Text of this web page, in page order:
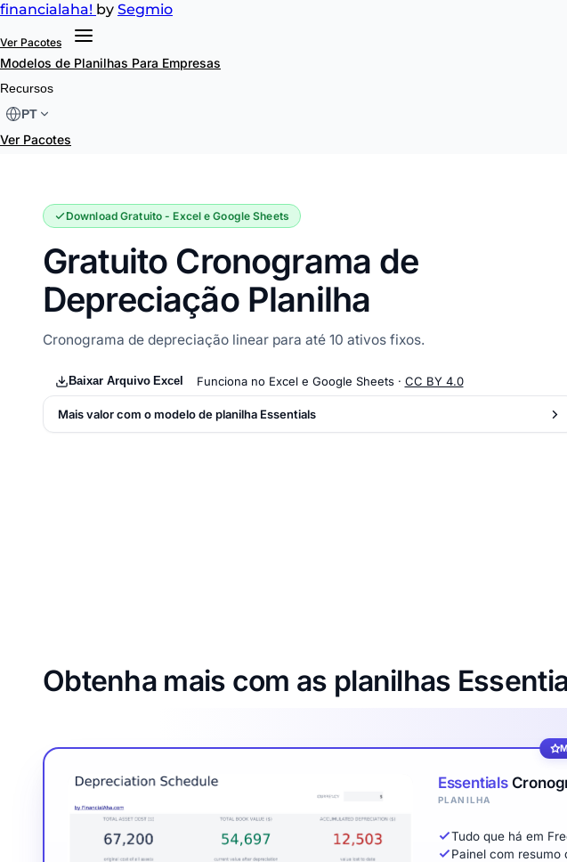
financialaha! by Segmio
Ver Pacotes
Modelos de Planilhas Para Empresas
Recursos
PT
Ver Pacotes
Cronograma de Depreciação
Download Gratuito - Excel e Google Sheets
Gratuito Cronograma de
Depreciação Planilha
Cronograma de depreciação linear para até 10 ativos fixos.
Baixar Arquivo Excel Funciona no Excel e Google Sheets · CC BY 4.0
Mais valor com o modelo de planilha Essentials
Obtenha mais com as planilhas
Essentials
PLANILHA
Tudo que há em
Painel com